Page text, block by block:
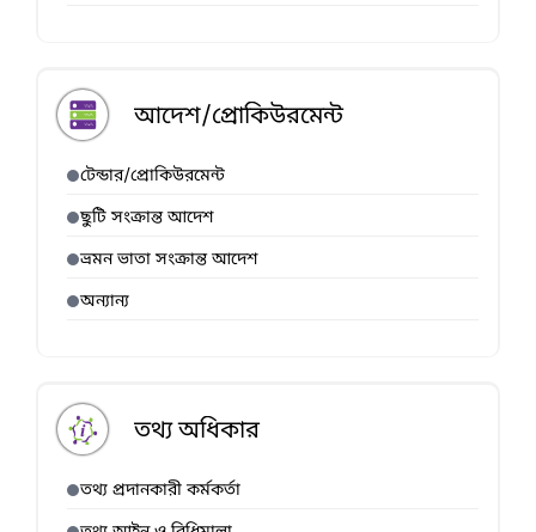
আদেশ/প্রোকিউরমেন্ট
টেন্ডার/প্রোকিউরমেন্ট
ছুটি সংক্রান্ত আদেশ
ভ্রমন ভাতা সংক্রান্ত আদেশ
অন্যান্য
তথ্য অধিকার
তথ্য প্রদানকারী কর্মকর্তা